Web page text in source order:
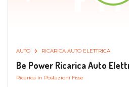
AUTO RICARICA AUTO ELETTRICA
Be Power Ricarica Auto
Ricarica in Postazioni Fisse